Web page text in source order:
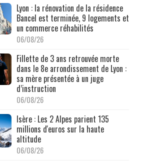
Lyon : la rénovation de la résidence
Bancel est terminée, 9 logements et
un commerce réhabilités
06/08/26
Fillette de 3 ans retrouvée morte
dans le 8e arrondissement de Lyon :
sa mère présentée à un juge
d’instruction
06/08/26
Isère : Les 2 Alpes parient 135
millions d'euros sur la haute
altitude
06/08/26